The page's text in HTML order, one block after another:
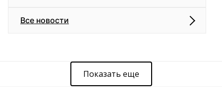
Все новости
Показать еще